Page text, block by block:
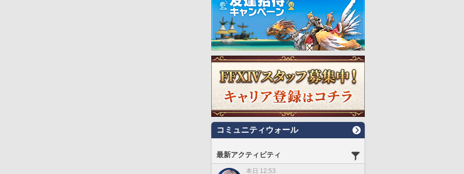
コミュニティウォール
最新アクティビティ
本日 12:53